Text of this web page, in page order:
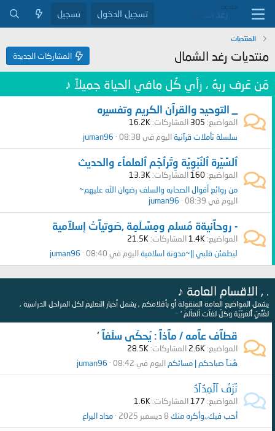
تسجيل الدخول تسجيل
المنتديات
منتديات رغد الشمال المشاركات الجديدة
مَن عَرف ربهُ ، رأي كُل مافي الحياة جميلاً ♪
_ التوحيد والقرآن الكريم وتفسيره
المواضيع 305 المشاركات 16.2K
سلسلة تأملات قرآنيةاليوم في 08:38 juman96
ٱلسًيّرة ٱلنٌبّوِيّة وِتُرٱجَم ٱلعلمٱء والحديث
المواضيع 160 المشاركات 13.3K
من روائع أقوال الصحابه والسلف رضوان الله عليهم~
اليوم في 08:39
juman96
- روحآنيةة مُسلم ومِسًـلَمِة ,صَوتيآتْ إسلآمية
المواضيع 1.4K المشاركات 21.5K
ليطمئن قلبي ||~مدونة اسلاميةاليوم في 08:40 juman96
. , الاقسام العامة ♪
يشمل المواضيع العامة المنقولة أو بأقلامكم , يشمل أخبار التعليم لكل المراحل الدراسية ,
لغّتُيّ ٱلعربّيّة وكلّ لغآت آلعآلم ‘ ~
قطآف عآمه / مآذآ : يُحكَى سلَفآ ‘
المواضيع 2.6K المشاركات 28.5K
هُنـآ صباحكم | مسائكم اليوم في 08:42 juman96
نٌزَفُ آلَمِدُآدُ
المواضيع 177 المشاركات 1.6K
أحب فيك,,وأكره منك 8 ديسمبر 2025 مداد اليراع